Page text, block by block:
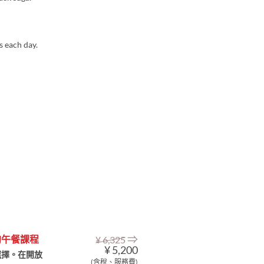
each day.
¥ 6,325⇒
¥ 5,200
(含稅、服務費)
餐課程
。在開放